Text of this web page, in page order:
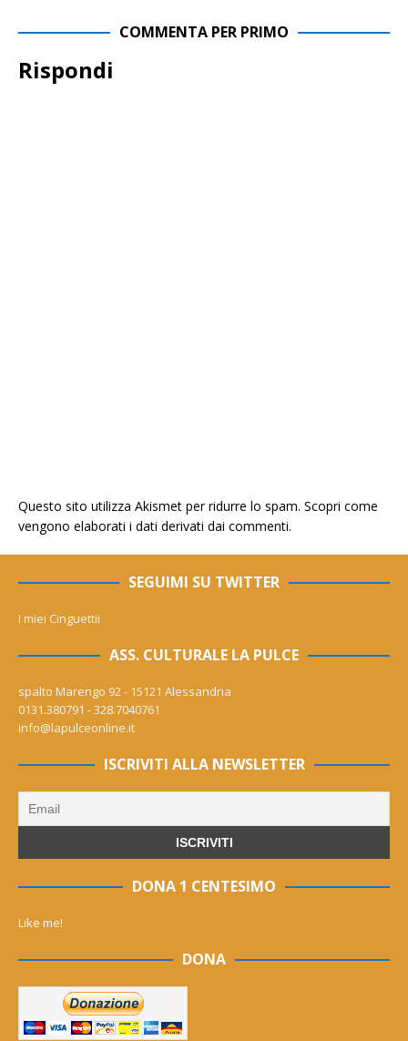
COMMENTA PER PRIMO
Rispondi
Questo sito utilizza Akismet per ridurre lo spam. Scopri come
vengono elaborati i dati derivati dai commenti.
SEGUIMI SU TWITTER
I miei Cinguettii
ASS. CULTURALE LA PULCE
spalto Marengo 92 - 15121 Alessandria
0131.380791 - 328.7040761
info@lapulceonline.it
ISCRIVITI ALLA NEWSLETTER
DONA 1 CENTESIMO
Like me!
DONA